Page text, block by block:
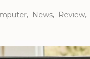
, News, Review,